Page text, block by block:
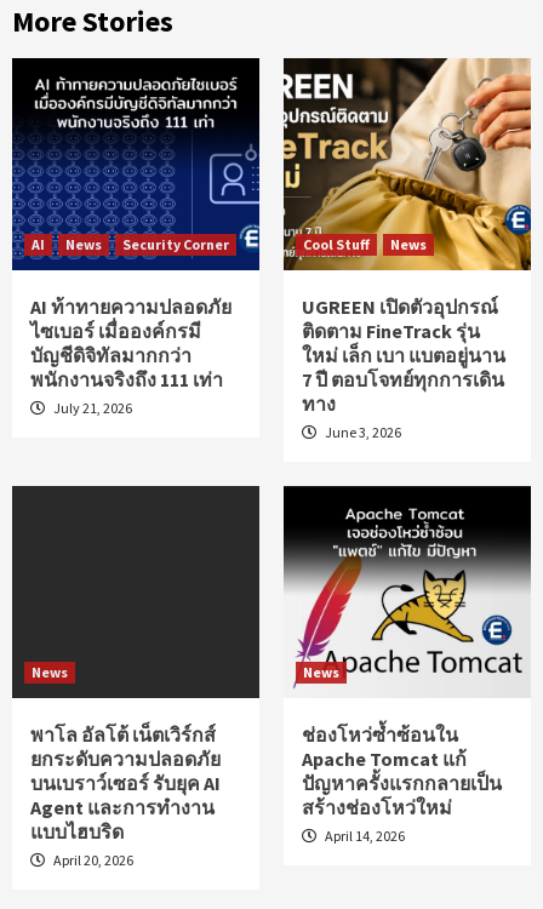
More Stories
AI News Security Corner
AI ท้าทายความปลอดภัย
ไซเบอร์ เมื่อองค์กรมี
บัญชีดิจิทัลมากกว่า
พนักงานจริงถึง 111 เท่า
July 21, 2026
Cool Stuff News
UGREEN เปิดตัวอุปกรณ์
ติดตาม FineTrack รุ่น
ใหม่ เล็ก เบา แบตอยู่นาน
7 ปี ตอบโจทย์ทุกการเดิน
ทาง
June 3, 2026
News
พาโล อัลโต้ เน็ตเวิร์กส์
ยกระดับความปลอดภัย
บนเบราว์เซอร์ รับยุค AI
Agent และการทำงาน
แบบไฮบริด
April 20, 2026
News
ช่องโหว่ซ้ำซ้อนใน
Apache Tomcat แก้
ปัญหาครั้งแรกกลายเป็น
สร้างช่องโหว่ใหม่
April 14, 2026